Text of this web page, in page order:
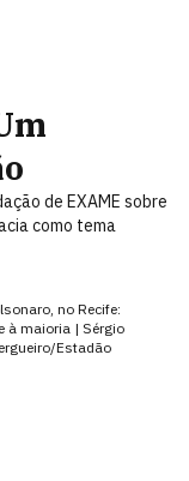
de EXAME sobre
como tema
no Recife:
à maioria | Sérgio
Estadão